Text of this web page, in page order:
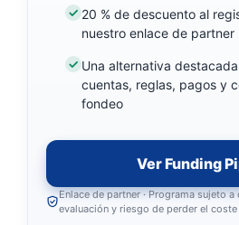
20 % de descuento al
nuestro enlace de partner
Una alternativa
cuentas, reglas, pagos y
fondeo
Ver Funding
Enlace de partner · Programa sujeto
evaluación y riesgo de perder el